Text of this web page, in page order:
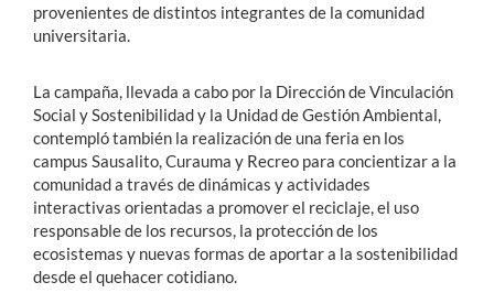
provenientes de distintos integrantes de la comunidad
universitaria.
La campaña, llevada a cabo por la Dirección de Vinculación
Social y Sostenibilidad y la Unidad de Gestión Ambiental,
contempló también la realización de una feria en los
campus Sausalito, Curauma y Recreo para concientizar a la
comunidad a través de dinámicas y actividades
interactivas orientadas a promover el reciclaje, el uso
responsable de los recursos, la protección de los
ecosistemas y nuevas formas de aportar a la sostenibilidad
desde el quehacer cotidiano.